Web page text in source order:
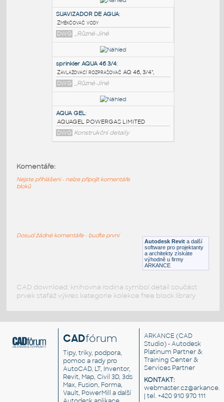
PODOBNÉ BLOKY
Bed_Aqua_0
Bed Aqua 0
RFA Ložnice
SUAVIZADOR DE AGUA:
Změkčovač vody
DWG _Různé-Jiné
DWG
_Různé-Jiné
Konstrukční detailyAutodesk Revit a další
software pro projektanty
a architekty získáte
výhodně u firmy
ARKANCE
Komentáře:
Nejste přihlášeni - nelze připojit komentáře
bloků
Dosud žádné komentáře - buďte první
CAD download: knihovna rodina symbol detail součást
prvek stafáž výkres kategorie kolekce free block library
CADfórum
Tipy, triky, podpora,
pomoc a rady pro
AutoCAD, LT, Inventor,
Revit, Map, Civil 3D, 3ds
Max, Fusion, Forma,
Vault, PowerMill a další
ARKANCE (CAD
Studio) - Autodesk
Platinum Partner &
Training Center &
Services Partner
KONTAKT:
| tel. +420 910 970 111